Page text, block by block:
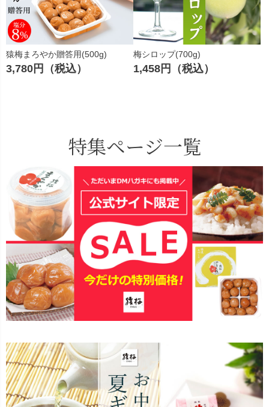
猿梅まろやか贈答用(500g)
3,780円（税込）
梅シロップ(700g)
1,458円（税込）
特集ページ一覧